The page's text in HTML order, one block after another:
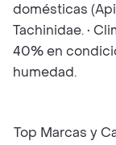
domésticas
Tachinidae. •
40% en
humedad.
Top Marcas y